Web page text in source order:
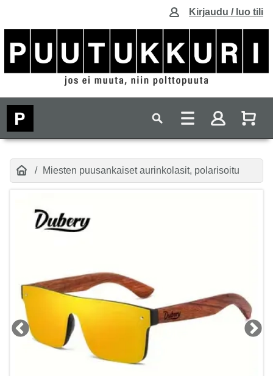
Kirjaudu / luo tili
Miesten puusankaiset aurinkolasit, polarisoitu